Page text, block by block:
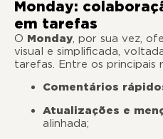
Monday:
em tarefas
O Monday, por sua vez,
visual e simplificada,
tarefas. Entre os principais
Comentários
Atualizações e
alinhada;